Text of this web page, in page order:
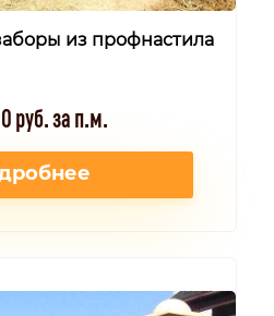
из профнастила
руб. за п.м.